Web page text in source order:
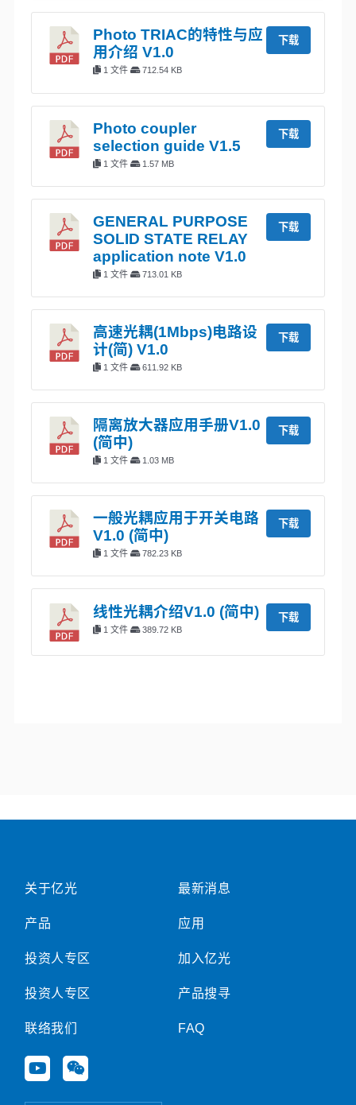
Photo TRIAC的特性与应
用介绍 V1.0
1 文件 712.54 KB
下载
Photo coupler
selection guide V1.5
1 文件 1.57 MB
下载
GENERAL PURPOSE
SOLID STATE RELAY
application note V1.0
1 文件 713.01 KB
下载
高速光耦(1Mbps)电路设
计(简) V1.0
1 文件 611.92 KB
下载
隔离放大器应用手册V1.0
(简中)
1 文件 1.03 MB
下载
一般光耦应用于开关电路
V1.0 (简中)
1 文件 782.23 KB
下载
线性光耦介绍V1.0 (简中)
1 文件 389.72 KB
下载
关于亿光
产品
投资人专区
投资人专区
联络我们
Y
o
W
e
最新消息
应用
加入亿光
产品搜寻
FAQ